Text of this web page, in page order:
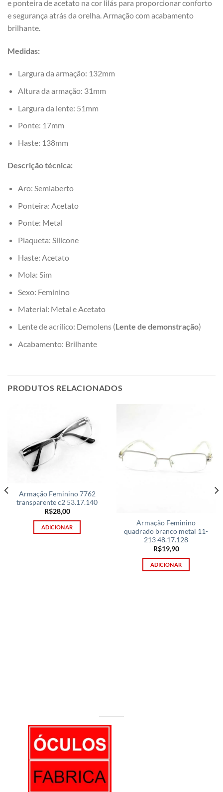
e ponteira de acetato na cor lilás para proporcionar conforto
e segurança atrás da orelha. Armação com acabamento
brilhante.
Medidas:
Largura da armação: 132mm
Altura da armação: 31mm
Largura da lente: 51mm
Ponte: 17mm
Haste: 138mm
Descrição técnica:
Aro: Semiaberto
Ponteira: Acetato
Ponte: Metal
Plaqueta: Silicone
Haste: Acetato
Mola: Sim
Sexo: Feminino
Material: Metal e Acetato
Lente de acrílico: Demolens (Lente de demonstração)
Acabamento: Brilhante
PRODUTOS RELACIONADOS
Armação Feminino 7762
transparente c2 53.17.140
R$28,00
ADICIONAR
Armação Feminino
quadrado branco metal 11-
213 48.17.128
R$19,90
ADICIONAR